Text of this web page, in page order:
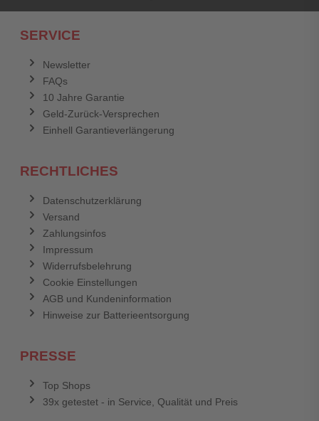
SERVICE
Newsletter
FAQs
10 Jahre Garantie
Geld-Zurück-Versprechen
Einhell Garantieverlängerung
RECHTLICHES
Datenschutzerklärung
Versand
Zahlungsinfos
Impressum
Widerrufsbelehrung
Cookie Einstellungen
AGB und Kundeninformation
Hinweise zur Batterieentsorgung
PRESSE
Top Shops
39x getestet - in Service, Qualität und Preis